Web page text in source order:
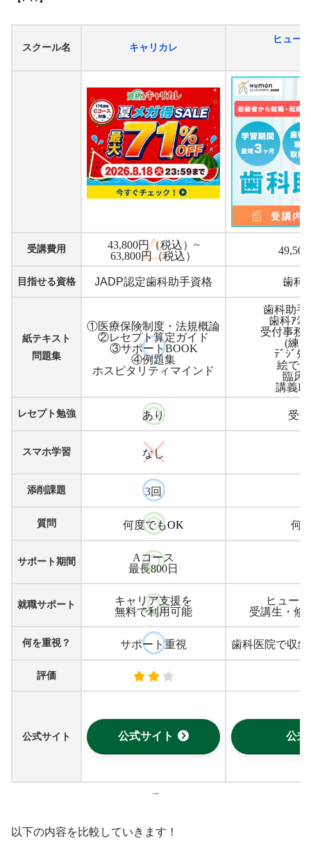
スクール名 キャリカレ
ヒュー
受講費用
43,800円（税込）~
63,800円（税込）
目指せる資格 JADP認定歯科助手資格 歯科
紙テキスト
問題集
①医療保険制度・法規概論
②レセプト算定ガイド
③サポートBOOK
④例題集
ホスピタリティマインド
歯科助手
歯科ｱｼ
受付事務
(練
ﾃﾞｼﾞﾀﾙ
絵で
臨床
講義
レセプト勉強 あり 受
スマホ学習 なし
添削課題 3回
質問 何度でもOK 何
サポート期間
Aコース
最長800日
就職サポート
キャリア支援を
無料で利用可能
ヒュー
受講生・修
何を重視？ サポート重視 歯科医院で収
評価
公式サイト 公式サイト 公式
→
以下の内容を比較していきます！